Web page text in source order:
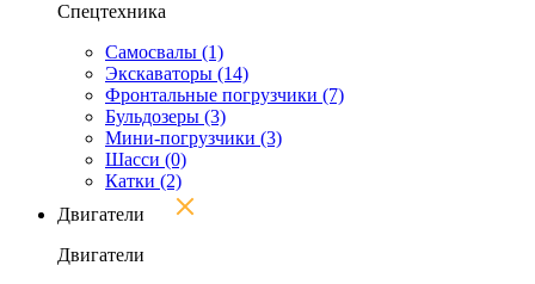
Спецтехника
Самосвалы (1)
Экскаваторы (14)
Фронтальные погрузчики (7)
Бульдозеры (3)
Мини-погрузчики (3)
Шасси (0)
Катки (2)
Двигатели
Двигатели